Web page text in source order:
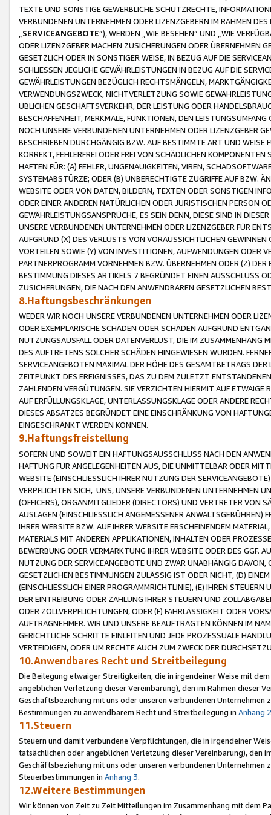
TEXTE UND SONSTIGE GEWERBLICHE SCHUTZRECHTE,
VERBUNDENEN UNTERNEHMEN ODER LIZENZGEBERN IM RAHMEN
SERVICEANGEBOTE“), WERDEN „WIE BESEHEN“ UND „WIE
ODER LIZENZGEBER MACHEN ZUSICHERUNGEN ODER ÜBERNEHMEN
GESETZLICH ODER IN SONSTIGER WEISE, IN BEZUG AUF DIE
SCHLIESSEN JEGLICHE GEWÄHRLEISTUNGEN IN BEZUG AUF DIE
GEWÄHRLEISTUNGEN BEZÜGLICH RECHTSMÄNGELN,
VERWENDUNGSZWECK, NICHTVERLETZUNG SOWIE
ÜBLICHEN GESCHÄFTSVERKEHR, DER LEISTUNG ODER
BESCHAFFENHEIT, MERKMALE, FUNKTIONEN, DEN
NOCH UNSERE VERBUNDENEN UNTERNEHMEN ODER LIZENZGEBER
BESCHRIEBEN DURCHGÄNGIG BZW. AUF BESTIMMTE ART UND
KORREKT, FEHLERFREI ODER FREI VON SCHÄDLICHEN
HAFTEN FÜR: (A) FEHLER, UNGENAUIGKEITEN, VIREN,
SYSTEMABSTÜRZE; ODER (B) UNBERECHTIGTE ZUGRIFFE AUF BZW.
WEBSITE ODER VON DATEN, BILDERN, TEXTEN ODER SONSTIGEN
ODER EINER ANDEREN NATÜRLICHEN ODER JURISTISCHEN PERSON
GEWÄHRLEISTUNGSANSPRÜCHE, ES SEIN DENN, DIESE SIND IN
UNSERE VERBUNDENEN UNTERNEHMEN ODER LIZENZGEBER FÜR
AUFGRUND (X) DES VERLUSTS VON VORAUSSICHTLICHEN
VORTEILEN SOWIE (Y) VON INVESTITIONEN, AUFWENDUNGEN ODER
PARTNERPROGRAMM VORNEHMEN BZW. ÜBERNEHMEN ODER (Z)
BESTIMMUNG DIESES ARTIKELS 7 BEGRÜNDET EINEN AUSSCHLUSS
ZUSICHERUNGEN, DIE NACH DEN ANWENDBAREN GESETZLICHEN
8.Haftungsbeschränkungen
WEDER WIR NOCH UNSERE VERBUNDENEN UNTERNEHMEN ODER
ODER EXEMPLARISCHE SCHÄDEN ODER SCHÄDEN AUFGRUND
NUTZUNGSAUSFALL ODER DATENVERLUST, DIE IM ZUSAMMENHANG
DES AUFTRETENS SOLCHER SCHÄDEN HINGEWIESEN WURDEN.
SERVICEANGEBOTEN MAXIMAL DER HÖHE DES GESAMTBETRAGS
ZEITPUNKT DES EREIGNISSES, DAS ZU DEM ZULETZT
ZAHLENDEN VERGÜTUNGEN. SIE VERZICHTEN HIERMIT AUF
AUF ERFÜLLUNGSKLAGE, UNTERLASSUNGSKLAGE ODER ANDERE
DIESES ABSATZES BEGRÜNDET EINE EINSCHRÄNKUNG VON
EINGESCHRÄNKT WERDEN KÖNNEN.
9.Haftungsfreistellung
SOFERN UND SOWEIT EIN HAFTUNGSAUSSCHLUSS NACH DEN
HAFTUNG FÜR ANGELEGENHEITEN AUS, DIE UNMITTELBAR ODER
WEBSITE (EINSCHLIESSLICH IHRER NUTZUNG DER
VERPFLICHTEN SICH, UNS, UNSERE VERBUNDENEN UNTERNEHMEN
(OFFICERS), ORGANMITGLIEDER (DIRECTORS) UND VERTRETER VON
AUSLAGEN (EINSCHLIESSLICH ANGEMESSENER
IHRER WEBSITE BZW. AUF IHRER WEBSITE ERSCHEINENDEM
MATERIALS MIT ANDEREN APPLIKATIONEN, INHALTEN ODER
BEWERBUNG ODER VERMARKTUNG IHRER WEBSITE ODER DES GGF.
NUTZUNG DER SERVICEANGEBOTE UND ZWAR UNABHÄNGIG
GESETZLICHEN BESTIMMUNGEN ZULÄSSIG IST ODER NICHT, (D)
(EINSCHLIESSLICH EINER PROGRAMMRICHTLINIE), (E) IHREN
DER EINTREIBUNG ODER ZAHLUNG IHRER STEUERN UND
ODER ZOLLVERPFLICHTUNGEN, ODER (F) FAHRLÄSSIGKEIT ODER
AUFTRAGNEHMER. WIR UND UNSERE BEAUFTRAGTEN KÖNNEN IM
GERICHTLICHE SCHRITTE EINLEITEN UND JEDE PROZESSUALE
VERTEIDIGEN, ODER UM RECHTE AUCH ZUM ZWECK DER
10.Anwendbares Recht und Streitbeilegung
Die Beilegung etwaiger Streitigkeiten, die in irgendeiner Weise mit
angeblichen Verletzung dieser Vereinbarung), den im Rahmen dieser
Geschäftsbeziehung mit uns oder unseren verbundenen
Bestimmungen zu anwendbarem Recht und Streitbeilegung in Anhang 2
11.Steuern
Steuern und damit verbundene Verpflichtungen, die in irgendeiner
tatsächlichen oder angeblichen Verletzung dieser Vereinbarung), den
Geschäftsbeziehung mit uns oder unseren verbundenen
Steuerbestimmungen in Anhang 3.
12.Weitere Bestimmungen
Wir können von Zeit zu Zeit Mitteilungen im Zusammenhang mit dem